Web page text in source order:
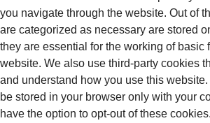
you navigate through the website. Out of
are categorized as necessary are stored
they are essential for the working of basic
website. We also use third-party cookies
and understand how you use this website.
be stored in your browser only with your
have the option to opt-out of these